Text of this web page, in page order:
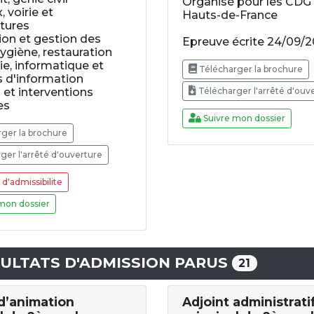
voirie et
et gestion des
restauration
informatique et
d'information
et interventions
la brochure
l'arrêté d'ouverture
dossier
Hauts-de-France
Epreuve écrite 24/09/
Télécharger la brochure
Télécharger l'arrêté
Suivre mon dossier
D'ADMISSION PARUS 21
Adjoint